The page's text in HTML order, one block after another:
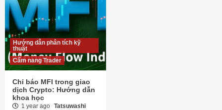
Hướng dẫn phân tích kỹ
thuật
Cẩm nang Trader
Chỉ báo MFI trong giao
dịch Crypto: Hướng dẫn
khoa học
1 year ago Tatsuwashi